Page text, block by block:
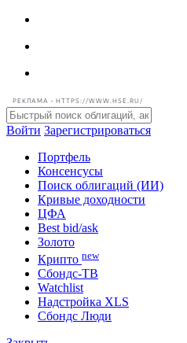
РЕКЛАМА • HTTPS://WWW.HSE.RU/
Войти Зарегистрироваться
Портфель
Консенсусы
Поиск облигаций (ИИ)
Кривые доходности
ЦФА
Best bid/ask
Золото
Криптоnew
Сбондс-ТВ